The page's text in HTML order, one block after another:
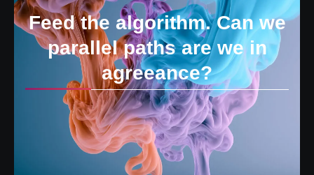
Feed the algorithm. Can we
parallel paths are we in
agreeance?